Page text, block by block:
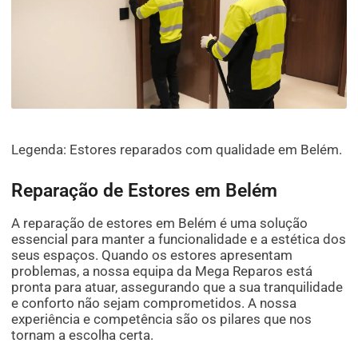
Legenda: Estores reparados com qualidade em Belém.
Reparação de Estores em Belém
A reparação de estores em Belém é uma solução
essencial para manter a funcionalidade e a estética dos
seus espaços. Quando os estores apresentam
problemas, a nossa equipa da Mega Reparos está
pronta para atuar, assegurando que a sua tranquilidade
e conforto não sejam comprometidos. A nossa
experiência e competência são os pilares que nos
tornam a escolha certa.